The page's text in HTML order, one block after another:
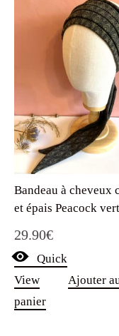
Bandeau à cheveux
et épais Peacock
29.90€
Quick
View
Ajouter
panier